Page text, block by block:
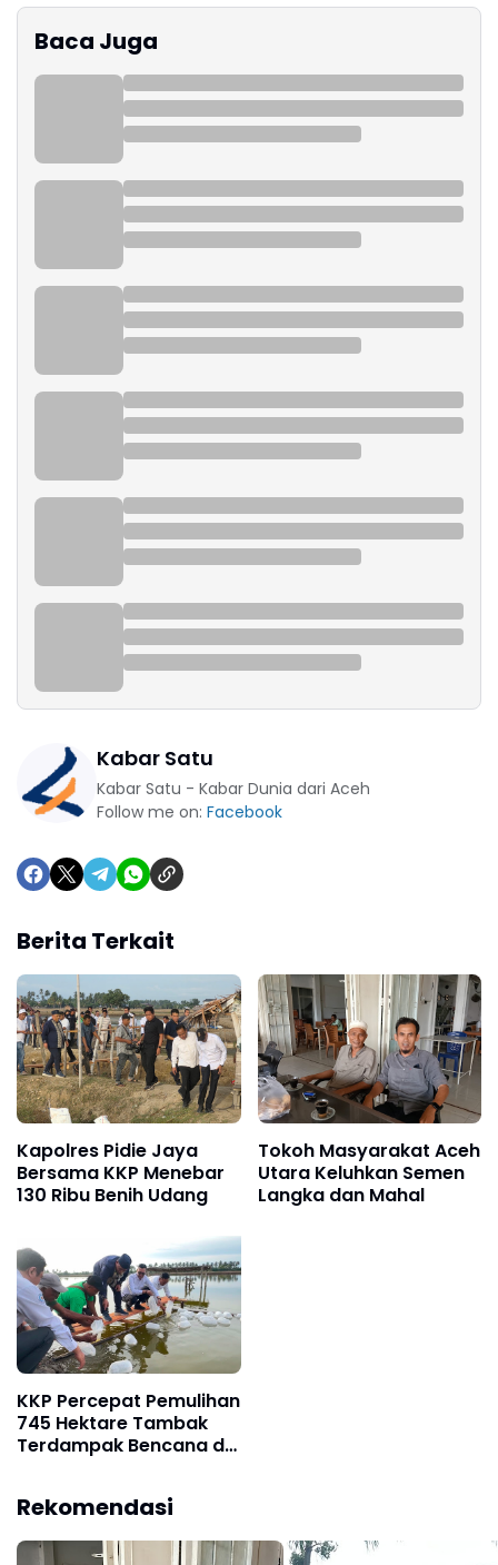
Baca Juga
Kabar Satu
Kabar Satu - Kabar Dunia dari Aceh
Follow me on: Facebook
Berita Terkait
Kapolres Pidie Jaya
Bersama KKP Menebar
130 Ribu Benih Udang
Tokoh Masyarakat Aceh
Utara Keluhkan Semen
Langka dan Mahal
KKP Percepat Pemulihan
745 Hektare Tambak
Terdampak Bencana di
Rekomendasi